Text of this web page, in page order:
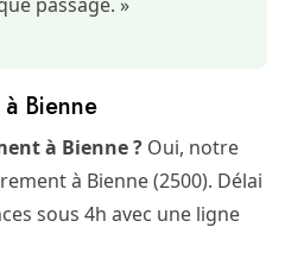
Bienne
à Bienne ? Oui, notre
à Bienne (2500). Délai
sous 4h avec une ligne